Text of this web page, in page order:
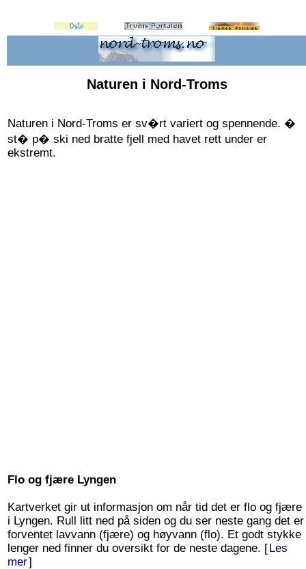
Naturen i Nord-Troms
Naturen i Nord-Troms er sv�rt variert og spennende. �
st� p� ski ned bratte fjell med havet rett under er
ekstremt.
Flo og fjære Lyngen
Kartverket gir ut informasjon om når tid det er flo og fjære
i Lyngen. Rull litt ned på siden og du ser neste gang det er
forventet lavvann (fjære) og høyvann (flo). Et godt stykke
lenger ned finner du oversikt for de neste dagene. [Les
mer]